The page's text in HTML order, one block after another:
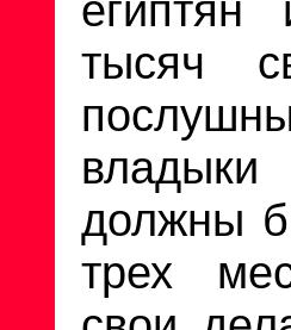
тысяч
должны
трех